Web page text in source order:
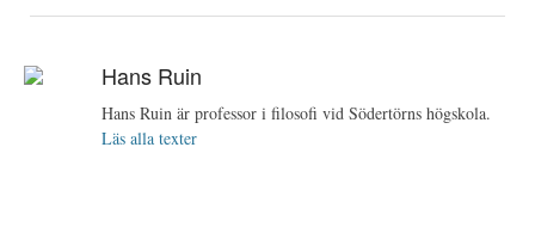
Hans Ruin
Hans Ruin är professor i filosofi vid Södertörns högskola.
Läs alla texter